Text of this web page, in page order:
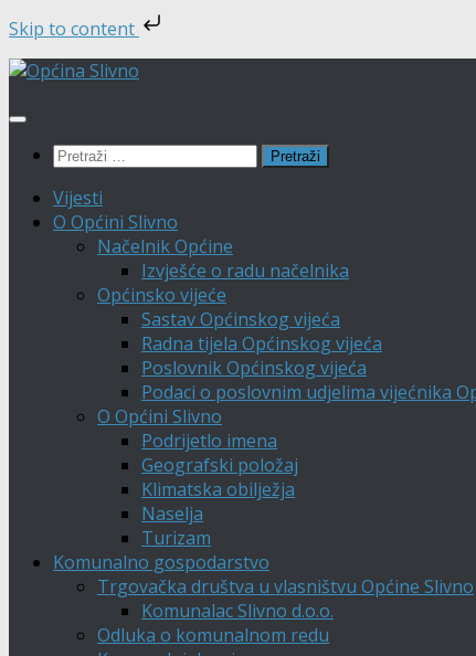
Skip to content
Skip
content
Pretraži:
Vijesti
O Općini Slivno
Načelnik Općine
Izvješće o radu načelnika
Općinsko vijeće
Sastav Općinskog vijeća
Radna tijela Općinskog vijeća
Poslovnik Općinskog vijeća
Podaci o poslovnim udjelima vijećnika
O Općini Slivno
Podrijetlo imena
Geografski položaj
Klimatska obilježja
Naselja
Turizam
Komunalno gospodarstvo
Trgovačka društva u vlasništvu Općine Slivno
Komunalac Slivno d.o.o.
Odluka o komunalnom redu